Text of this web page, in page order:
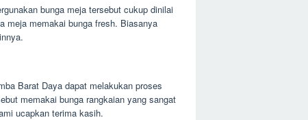
bunga meja tersebut cukup dinilai
meja memakai bunga fresh. Biasanya
Barat Daya dapat melakukan proses
memakai bunga rangkaian yang sangat
ucapkan terima kasih.